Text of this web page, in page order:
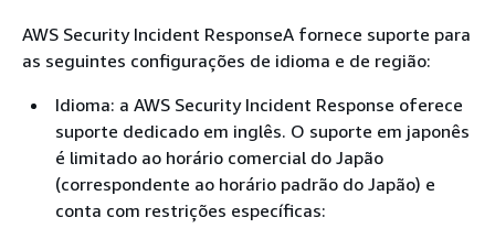
AWS Security Incident ResponseA fornece suporte para
as seguintes configurações de idioma e de região:
Idioma: a AWS Security Incident Response oferece
suporte dedicado em inglês. O suporte em japonês
é limitado ao horário comercial do Japão
(correspondente ao horário padrão do Japão) e
conta com restrições específicas: